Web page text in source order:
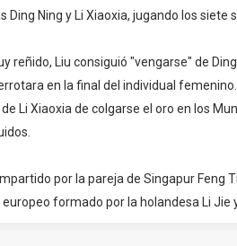
Ding Ning y Li Xiaoxia, jugando los siete
reñido, Liu consiguió "vengarse" de
en la final del individual
Li Xiaoxia de colgarse el oro en los
por la pareja de Singapur Feng
formado por la holandesa Li Jie